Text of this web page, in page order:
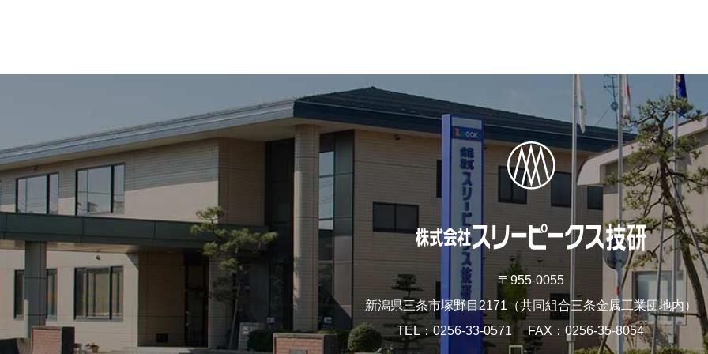
〒955-0055
新潟県三条市塚野目2171（共同組合三条金属工業団地内）
TEL
0256-33-0571 FAX 0256-35-8054